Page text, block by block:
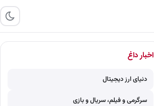
اخبار داغ
دنیای ارز دیجیتال
سرگرمی و فیلم، سریال و بازی